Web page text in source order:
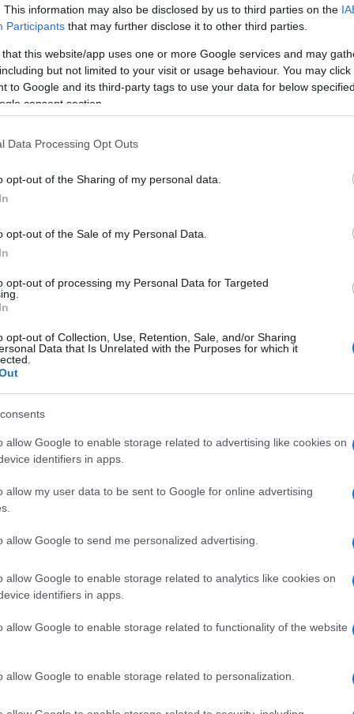
This information may also be disclosed by us to third parties on the
Participants that may further disclose it to other third parties.
that this website/app uses one or more Google services and may
but not limited to your visit or usage behaviour. You may
to Google and its third-party tags to use your data for below
consent section.
Data Processing Opt Outs
opt-out of the Sharing of my personal data.
opt-out of the Sale of my Personal Data.
opt-out of processing my Personal Data for Targeted
opt-out of Collection, Use, Retention, Sale, and/or Sharing
Data that Is Unrelated with the Purposes for which it
allow Google to enable storage related to advertising like cookies on
identifiers in apps.
allow my user data to be sent to Google for online advertising
allow Google to send me personalized advertising.
allow Google to enable storage related to analytics like cookies on
identifiers in apps.
allow Google to enable storage related to functionality of the website
allow Google to enable storage related to personalization.
δημοκρατίας και κράτους δικαίου ούτε
ούτε συγκαλύπτονται.
περιέχει θετικά σημεία
εθνικής ασφάλειας και ειδικές
έστω και αν αυτό δεν γίνεται κατά τον
«Δυο βασικές θέσεις που είχα εξαρχής
σε μεγάλο βαθμό από την κυβέρνηση .
μετά τη δημοσίευση στοιχείων για την
Χατζηδάκη, η κυβέρνηση δια του
ενεργούσε «εκτός πλαισίου». «Τι σημαίνει
Ή εκτός του πλαισίου των
αλλά πάντως “νόμιμα”, δηλαδή με
λειτουργού;Το Σύνταγμα, όμως,
στον πρωθυπουργό να αποφασίζει τελικά
κακώς, δηλαδή παρανόμως, ζήτησε η ΕΥΠ να
ναι, τότε ποιος έχει την ευθύνη για την
ο εποπτεύων υπουργός που είναι ο
πρέπει να ζητήσει έστω τώρα από τον
και την ΑΔΑΕ
υπουργών του και άλλων
προβληματισμό του για τον
στον δημόσιο λόγο, τον στενό
όλα τα μεγάλα θέματα, από τη
πολιτική, την ευκολία με την οποία
αδιαφορία για συναινέσεις ή έστω για